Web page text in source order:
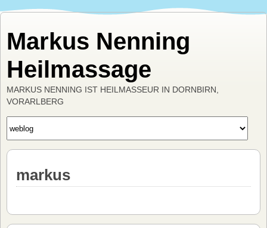
Markus Nenning
Heilmassage
MARKUS NENNING IST HEILMASSEUR IN DORNBIRN,
VORARLBERG
markus